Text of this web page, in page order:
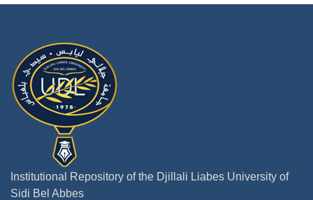
Institutional Repository of the Djillali Liabes University of
Sidi Bel Abbes